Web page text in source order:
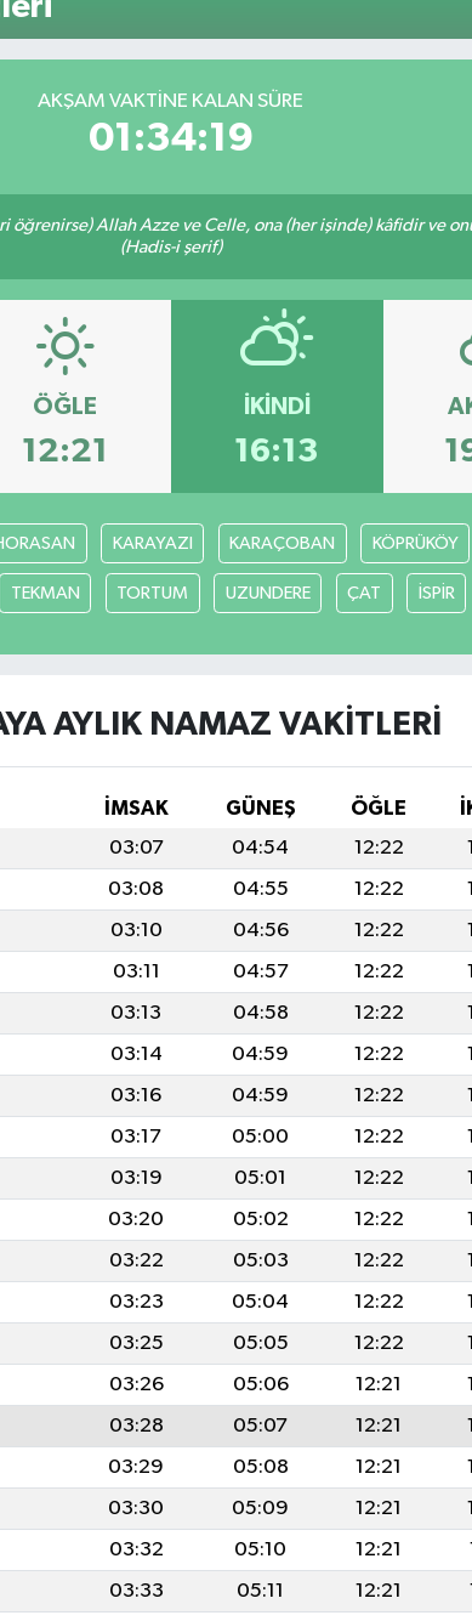
6660.55
AKŞAM VAKTINE KALAN SÜRE
01:34:18
Allah Azze ve Celle, ona (her işinde) kâfidir ve
(Hadis-i şerif)
ÖĞLE
12:21
İKINDI
16:13
KARAYAZI KARAÇOBAN KÖPRÜKÖY
TEKMAN TORTUM UZUNDERE ÇAT İSPİR
AYLIK NAMAZ VAKITLERI
İMSAK GÜNEŞ ÖĞLE
03:07 04:54 12:22
03:08 04:55 12:22
03:10 04:56 12:22
03:11 04:57 12:22
03:13 04:58 12:22
03:14 04:59 12:22
03:16 04:59 12:22
03:17 05:00 12:22
03:19 05:01 12:22
03:20 05:02 12:22
03:22 05:03 12:22
03:23 05:04 12:22
03:25 05:05 12:22
03:26 05:06 12:21
03:28 05:07 12:21
03:29 05:08 12:21
03:30 05:09 12:21
03:32 05:10 12:21
03:33 05:11 12:21